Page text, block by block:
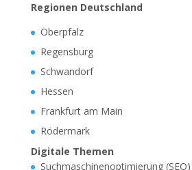
Regionen Deutschland
Oberpfalz
Regensburg
Schwandorf
Hessen
Frankfurt am Main
Rödermark
Digitale Themen
Suchmaschinenoptimierung (SEO)